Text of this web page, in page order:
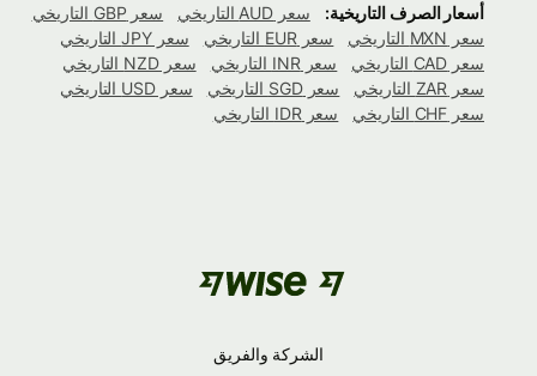
أسعار الصرف التاريخية: سعر AUD التاريخي
سعر GBP التاريخي
سعر MXN التاريخي
سعر EUR التاريخي
سعر JPY التاريخي
سعر CAD التاريخي
سعر INR التاريخي
سعر NZD التاريخي
سعر ZAR التاريخي
سعر SGD التاريخي
سعر USD التاريخي
سعر CHF التاريخي
سعر IDR التاريخي
الشركة والفريق